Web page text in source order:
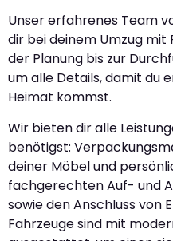
Unser erfahrenes Team
dir bei deinem Umzug mit
der Planung bis zur
um alle Details, damit du
Heimat kommst.
Wir bieten dir alle
benötigst:
deiner Möbel und
fachgerechten Auf- und
sowie den Anschluss von
Fahrzeuge sind mit